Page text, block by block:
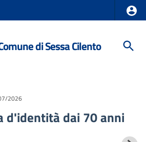
di Sessa Cilento
2026
d'identità dai 70 anni